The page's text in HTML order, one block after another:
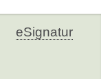
eSignatur